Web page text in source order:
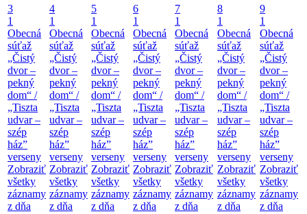
3
1
Obecná
súťaž
„Čistý
dvor –
pekný
dom“ /
„Tiszta
udvar –
szép
ház”
verseny
Zobraziť
všetky
záznamy
z dňa
4
1
Obecná
súťaž
„Čistý
dvor –
pekný
dom“ /
„Tiszta
udvar –
szép
ház”
verseny
Zobraziť
všetky
záznamy
z dňa
5
1
Obecná
súťaž
„Čistý
dvor –
pekný
dom“ /
„Tiszta
udvar –
szép
ház”
verseny
Zobraziť
všetky
záznamy
z dňa
6
1
Obecná
súťaž
„Čistý
dvor –
pekný
dom“ /
„Tiszta
udvar –
szép
ház”
verseny
Zobraziť
všetky
záznamy
z dňa
7
1
Obecná
súťaž
„Čistý
dvor –
pekný
dom“ /
„Tiszta
udvar –
szép
ház”
verseny
Zobraziť
všetky
záznamy
z dňa
8
1
Obecná
súťaž
„Čistý
dvor –
pekný
dom“ /
„Tiszta
udvar –
szép
ház”
verseny
Zobraziť
všetky
záznamy
z dňa
9
1
Obecná
súťaž
„Čistý
dvor –
pekný
dom“ /
„Tiszta
udvar –
szép
ház”
verseny
Zobraziť
všetky
záznamy
z dňa